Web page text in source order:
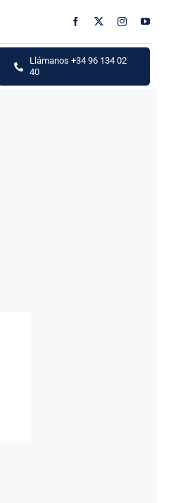
Llámanos +34 96 134 02
40